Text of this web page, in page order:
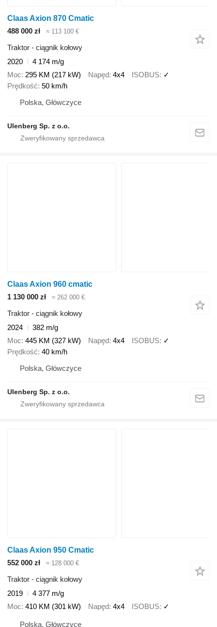
Claas Axion 870 Cmatic
488 000 zł
≈ 113 100 €
Traktor - ciągnik kołowy
2020
4 174 m/g
Moc 295 KM (217 kW) Napęd 4x4 ISOBUS ✓
Prędkość 50 km/h
Polska, Główczyce
Ulenberg Sp. z o.o.
Claas Axion 960 cmatic
1 130 000 zł
≈ 262 000 €
Traktor - ciągnik kołowy
2024
382 m/g
Moc 445 KM (327 kW) Napęd 4x4 ISOBUS ✓
Prędkość 40 km/h
Polska, Główczyce
Ulenberg Sp. z o.o.
Claas Axion 950 Cmatic
552 000 zł
≈ 128 000 €
Traktor - ciągnik kołowy
2019
4 377 m/g
Moc 410 KM (301 kW) Napęd 4x4 ISOBUS ✓
Polska, Główczyce